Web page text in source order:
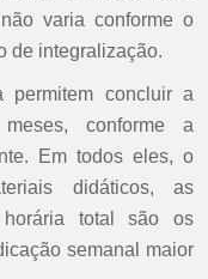
varia conforme o
de integralização.
concluir a
conforme a
Em todos eles, o
didáticos, as
total são os
semanal maior